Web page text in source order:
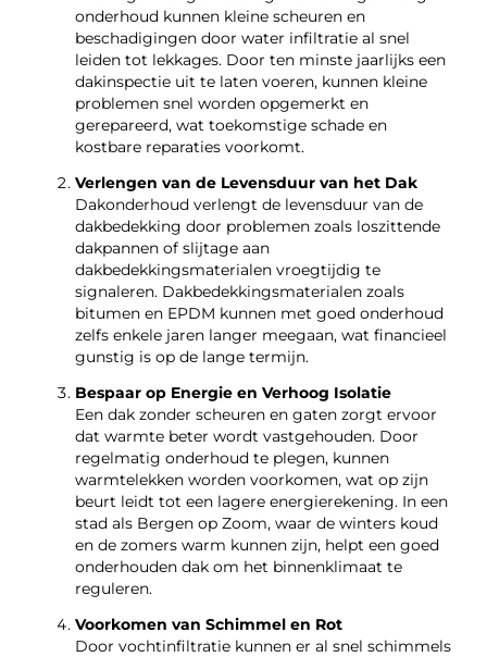
onderhoud kunnen kleine scheuren en
beschadigingen door water infiltratie al snel
leiden tot lekkages. Door ten minste jaarlijks een
dakinspectie uit te laten voeren, kunnen kleine
problemen snel worden opgemerkt en
gerepareerd, wat toekomstige schade en
kostbare reparaties voorkomt.
Verlengen van de Levensduur van het Dak
Dakonderhoud verlengt de levensduur van de
dakbedekking door problemen zoals loszittende
dakpannen of slijtage aan
dakbedekkingsmaterialen vroegtijdig te
signaleren. Dakbedekkingsmaterialen zoals
bitumen en EPDM kunnen met goed onderhoud
zelfs enkele jaren langer meegaan, wat financieel
gunstig is op de lange termijn.
Bespaar op Energie en Verhoog Isolatie
Een dak zonder scheuren en gaten zorgt ervoor
dat warmte beter wordt vastgehouden. Door
regelmatig onderhoud te plegen, kunnen
warmtelekken worden voorkomen, wat op zijn
beurt leidt tot een lagere energierekening. In een
stad als Bergen op Zoom, waar de winters koud
en de zomers warm kunnen zijn, helpt een goed
onderhouden dak om het binnenklimaat te
reguleren.
Voorkomen van Schimmel en Rot
Door vochtinfiltratie kunnen er al snel schimmels